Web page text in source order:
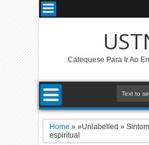
Catequese Para Ir Ao
Home » »Unlabelled »
espiritual